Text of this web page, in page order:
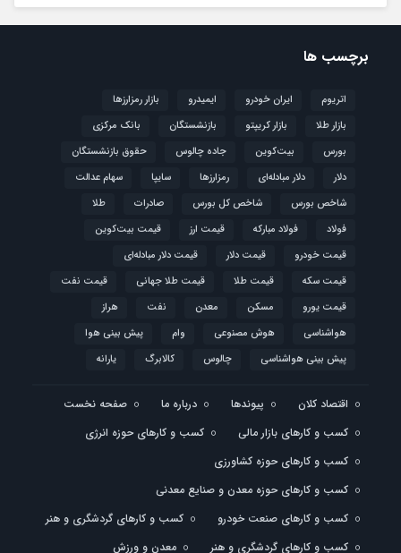
برچسب ها
اتریوم ایران خودرو ایمیدرو
بازار رمزارزها
بازار طلا
بازار کریپتو بازنشستگان
بانک مرکزی
بورس
بیت‌کوین جاده چالوس
حقوق بازنشستگان
دلار
دلار مبادله‌ای رمزارزها سایپا
سهام عدالت
شاخص بورس
شاخص کل بورس صادرات
طلا
فولاد
فولاد مبارکه قیمت ارز
قیمت بیت‌کوین
قیمت خودرو
قیمت دلار
قیمت دلار مبادله‌ای
قیمت سکه
قیمت طلا قیمت طلا جهانی
قیمت نفت
قیمت یورو
مسکن معدن نفت
هراز
هواشناسی
هوش مصنوعی وام
پیش بینی هوا
پیش بینی هواشناسی
چالوس کالابرگ یارانه
اقتصاد کلان پیوندها درباره ما
صفحه نخست
کسب و کارهای بازار مالی
کسب و کارهای حوزه انرژی
کسب و کارهای حوزه کشاورزی
کسب و کارهای حوزه معدن و صنایع معدنی
کسب و کارهای صنعت خودرو
کسب و کارهای گردشگری و هنر
کسب و کارهای گردشگری و هنر
معدن و ورزش